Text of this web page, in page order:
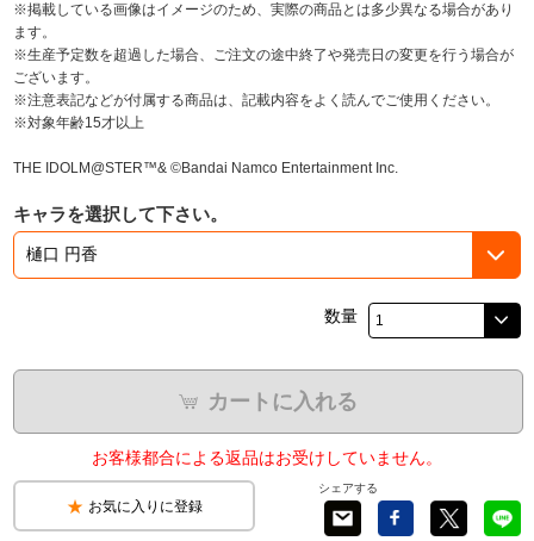
モフモフパレード
※掲載している画像はイメージのため、実際の商品とは多少異なる場合があり
ます。
※生産予定数を超過した場合、ご注文の途中終了や発売日の変更を行う場合が
ございます。
※注意表記などが付属する商品は、記載内容をよく読んでご使用ください。
※対象年齢15才以上
THE IDOLM@STER™& ©Bandai Namco Entertainment Inc.
キャラを選択して下さい。
数量
カートに入れる
お客様都合による返品はお受けしていません。
お気に入りに登録
シェアする